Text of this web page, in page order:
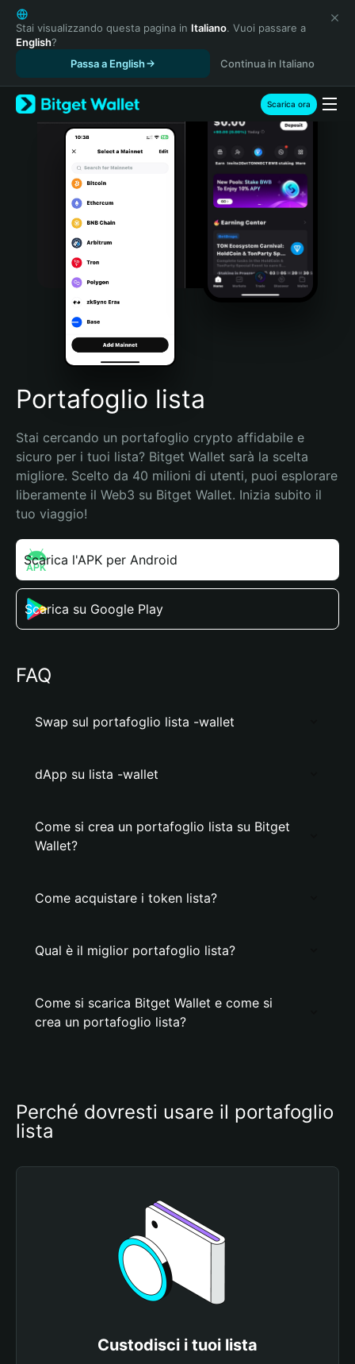
English
日本語
Tiếng Việt
Español (Latinoamérica)
Türkçe
Italiano
Português (Portugal)
Bahasa Indonesia
Português (Brasil)
Español (Argentina)
Stai visualizzando questa pagina in Italiano. Vuoi passare a
English?
Passa a English
Continua in Italiano
Scarica ora
Portafoglio lista
Stai cercando un portafoglio crypto affidabile e
sicuro per i tuoi lista? Bitget Wallet sarà la scelta
migliore. Scelto da 40 milioni di utenti, puoi esplorare
liberamente il Web3 su Bitget Wallet. Inizia subito il
tuo viaggio!
Scarica l'APK per Android
Scarica su Google Play
FAQ
Swap sul portafoglio lista -wallet
dApp su lista -wallet
Come si crea un portafoglio lista su Bitget
Wallet?
Come acquistare i token lista?
Qual è il miglior portafoglio lista?
Come si scarica Bitget Wallet e come si
crea un portafoglio lista?
Perché dovresti usare il portafoglio
lista
Custodisci i tuoi lista